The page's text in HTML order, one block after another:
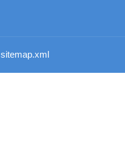
sitemap.xml